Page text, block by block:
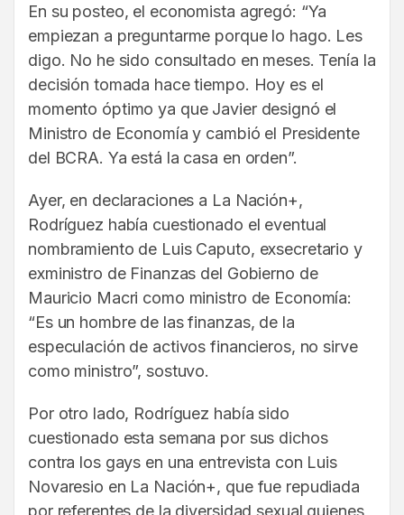
En su posteo, el economista agregó: “Ya
empiezan a preguntarme porque lo hago. Les
digo. No he sido consultado en meses. Tenía la
decisión tomada hace tiempo. Hoy es el
momento óptimo ya que Javier designó el
Ministro de Economía y cambió el Presidente
del BCRA. Ya está la casa en orden”.
Ayer, en declaraciones a La Nación+,
Rodríguez había cuestionado el eventual
nombramiento de Luis Caputo, exsecretario y
exministro de Finanzas del Gobierno de
Mauricio Macri como ministro de Economía:
“Es un hombre de las finanzas, de la
especulación de activos financieros, no sirve
como ministro”, sostuvo.
Por otro lado, Rodríguez había sido
cuestionado esta semana por sus dichos
contra los gays en una entrevista con Luis
Novaresio en La Nación+, que fue repudiada
por referentes de la diversidad sexual quienes